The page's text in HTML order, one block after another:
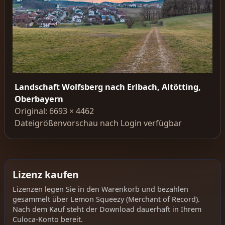
Landschaft Wolfsberg nach Erlbach, Altötting,
Oberbayern
Original: 6693 × 4462
Dateigrößenvorschau nach Login verfügbar
Lizenz kaufen
Lizenzen legen Sie in den Warenkorb und bezahlen
gesammelt über Lemon Squeezy (Merchant of Record).
Nach dem Kauf steht der Download dauerhaft in Ihrem
Culoca-Konto bereit.